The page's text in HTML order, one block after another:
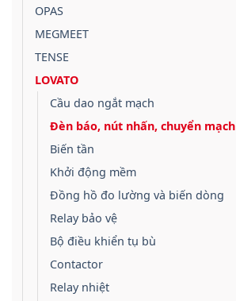
OPAS
MEGMEET
TENSE
LOVATO
Cầu dao ngắt mạch
Đèn báo, nút nhấn, chuyển mạch
Biến tần
Khởi động mềm
Đồng hồ đo lường và biến dòng
Relay bảo vệ
Bộ điều khiển tụ bù
Contactor
Relay nhiệt